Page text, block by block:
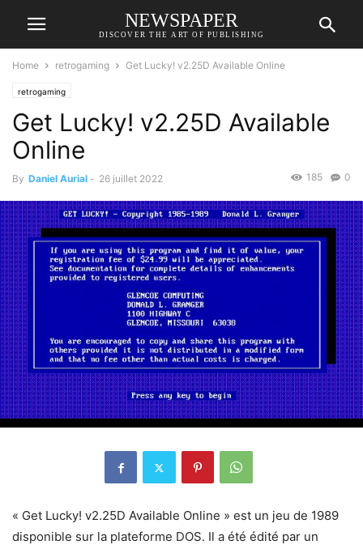
NEWSPAPER
DISCOVER THE ART OF PUBLISHING
Home retrogaming Get Lucky! v2.25D Available Online
retrogaming
Get Lucky! v2.25D Available
Online
By Daniel Aurial - 26 juillet 2022 0
185
« Get Lucky! v2.25D Available Online » est un jeu de 1989
disponible sur la plateforme DOS. Il a été édité par un